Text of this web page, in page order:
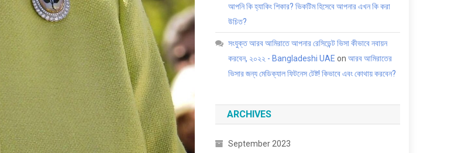
আপনি কি হ্যাকিং শিকার? ভিকটিম হিসেবে আপনার এখন কি করা
উচিত?
সংযুক্ত আরব আমিরাতে আপনার রেসিডেন্ট ভিসা কীভাবে নবায়ন
করবেন, ২০২২ - Bangladeshi UAE onআরব আমিরাতের
ভিসার জন্য মেডিক্যাল ফিটনেস টেষ্ট! কিভাবে এবং কোথায় করবেন?
ARCHIVES
September 2023